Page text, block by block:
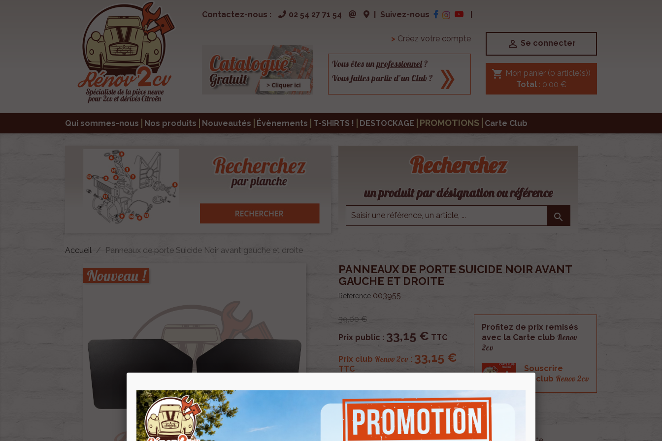
Contactez-nous : 02 54 27 71 54 Suivez-nous
> Créez votre compte
Vous êtes unprofessionnel?
Vous faites partie d’un Club ?
 Se connecter
shopping_cart Mon panier (0 article(s))
Total: 0,00 €
Qui sommes-nous Nos produits Nouveautés Évènements T-SHIRTS ! DESTOCKAGE PROMOTIONS Carte Club
Recherchez
un produit par désignation ou référence

Accueil Panneaux de porte Suicide Noir avant gauche et droite
Nouveau !
PANNEAUX DE PORTE SUICIDE NOIR AVANT
GAUCHE ET DROITE
Référence 003955
39,00 €
Prix public : 33,15 € TTC
Prix club Renov 2cv : 33,15 €
TTC
Profitez de prix remisés
avec la Carte club Renov
2cv
Souscrire
au club Renov 2cv